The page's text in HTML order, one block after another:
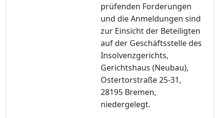
prüfenden Forderungen
und die Anmeldungen sind
zur Einsicht der Beteiligten
auf der Geschäftsstelle des
Insolvenzgerichts,
Gerichtshaus (Neubau),
Ostertorstraße 25-31,
28195 Bremen,
niedergelegt.